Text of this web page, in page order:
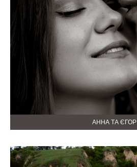
АННА ТА ЄГОР